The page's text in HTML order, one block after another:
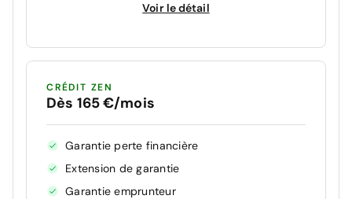
Voir le détail
CRÉDIT ZEN
Dès 165 €/mois
Garantie perte financière
Extension de garantie
Garantie emprunteur